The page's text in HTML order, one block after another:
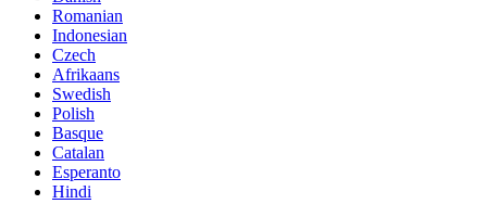
Romanian
Indonesian
Czech
Afrikaans
Swedish
Polish
Basque
Catalan
Esperanto
Hindi